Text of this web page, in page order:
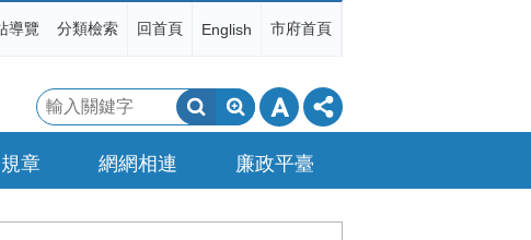
導覽 分類檢索 回首頁 English 市府首頁
搜
尋
章 網網相連 廉政平臺